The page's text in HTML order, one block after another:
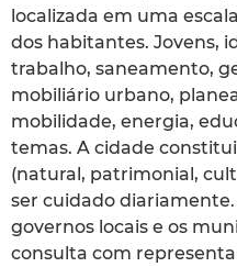
localizada em uma
dos habitantes. Jovens,
trabalho, saneamento,
mobiliário urbano,
mobilidade, energia,
temas. A cidade
(natural, patrimonial,
ser cuidado
governos locais e os
consulta com